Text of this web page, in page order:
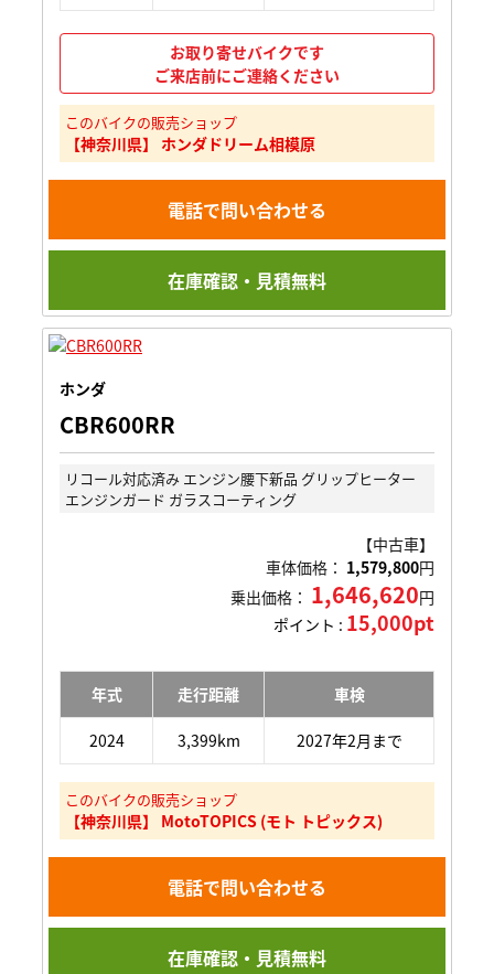
お取り寄せバイクです
ご来店前にご連絡ください
このバイクの販売ショップ
【神奈川県】 ホンダドリーム相模原
電話で問い合わせる
在庫確認・見積無料
ホンダ
CBR600RR
リコール対応済み エンジン腰下新品 グリップヒーター
エンジンガード ガラスコーティング
【中古車】
車体価格： 1,579,800円
乗出価格： 1,646,620円
ポイント : 15,000pt
年式 走行距離 車検
2024 3,399km 2027年2月まで
このバイクの販売ショップ
【神奈川県】 MotoTOPICS (モト トピックス)
電話で問い合わせる
在庫確認・見積無料